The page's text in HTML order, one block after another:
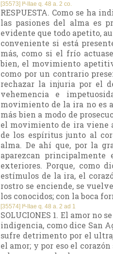
[35573] Iª-IIae q. 48 a. 2 co.
RESPUESTA. Como se ha
las pasiones del alma es
evidente que todo apetito,
conveniente si está
más, como si el frío
bien, el movimiento
como por un contrario
rechazar la injuria por el
vehemencia e
movimiento de la ira no es
más bien a modo de
el movimiento de ira viene
de los espíritus junto al
alma. De ahí que, por la
aparezcan principalmente
exteriores. Porque, como
estímulos de la ira, el
rostro se enciende, se
los conocidos; con la boca
[35574] Iª-IIae q. 48 a. 2 ad 1
SOLUCIONES 1. El amor no
indigencia, como dice San
sufre detrimento por el
el amor; y por eso el